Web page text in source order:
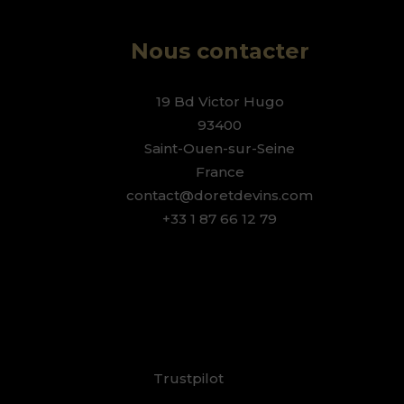
Nous contacter
19 Bd Victor Hugo
93400
Saint-Ouen-sur-Seine
France
contact@doretdevins.com
+33 1 87 66 12 79
Trustpilot